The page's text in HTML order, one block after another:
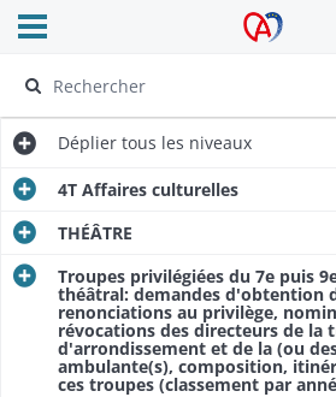
Archives Alsace -
Ouvrir le menu déroulant
Déplier tous les niveaux
4T Affaires culturelles
THÉÂTRE
Troupes privilégiées du 7e puis
théâtral: demandes d'obtention
renonciations au privilège,
révocations des directeurs de la
d'arrondissement et de la (ou
ambulante(s), composition,
ces troupes (classement par